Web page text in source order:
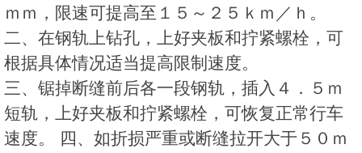
ｍｍ，限速可提高至１５～２５ｋｍ／ｈ。
二、在钢轨上钻孔，上好夹板和拧紧螺栓，可
根据具体情况适当提高限制速度。
三、锯掉断缝前后各一段钢轨，插入４．５ｍ
短轨，上好夹板和拧紧螺栓，可恢复正常行车
速度。 四、如折损严重或断缝拉开大于５０ｍ